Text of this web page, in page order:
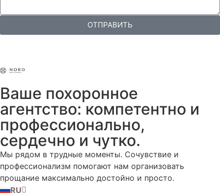
ОТПРАВИТЬ
Ваше похоронное
агентство: компетентно и
профессионально,
сердечно и чутко.
Мы рядом в трудные моменты. Сочувствие и
профессионализм помогают нам организовать
прощание максимально достойно и просто.
RU